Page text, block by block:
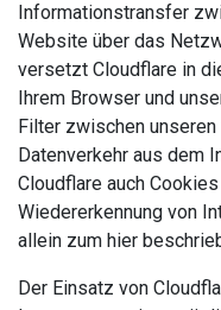
Informationstransfer
Website über das
versetzt Cloudflare in
Ihrem Browser und
Filter zwischen
Datenverkehr aus dem
Cloudflare auch
Wiedererkennung von
allein zum hier
Der Einsatz von